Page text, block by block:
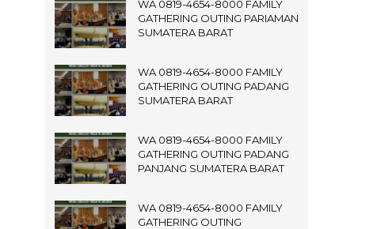
WA 0819-4654-8000 FAMILY
GATHERING OUTING PARIAMAN
SUMATERA BARAT
WA 0819-4654-8000 FAMILY
GATHERING OUTING PADANG
SUMATERA BARAT
WA 0819-4654-8000 FAMILY
GATHERING OUTING PADANG
PANJANG SUMATERA BARAT
WA 0819-4654-8000 FAMILY
GATHERING OUTING